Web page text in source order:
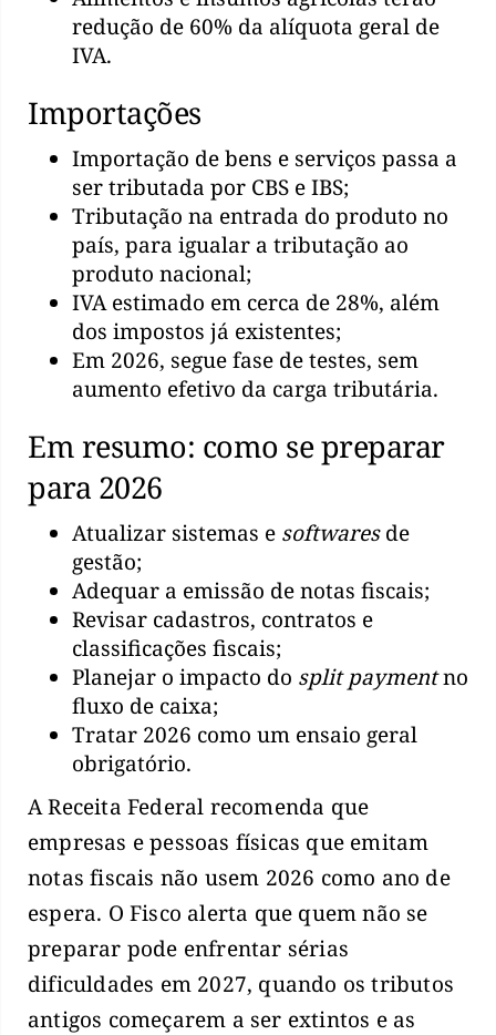
redução de 60% da alíquota geral de
IVA.
Importações
Importação de bens e serviços passa a
ser tributada por CBS e IBS;
Tributação na entrada do produto no
país, para igualar a tributação ao
produto nacional;
IVA estimado em cerca de 28%, além
dos impostos já existentes;
Em 2026, segue fase de testes, sem
aumento efetivo da carga tributária.
Em resumo: como se preparar
para 2026
Atualizar sistemas e softwaresde
gestão;
Adequar a emissão de notas fiscais;
Revisar cadastros, contratos e
classificações fiscais;
Planejar o impacto do split paymentno
fluxo de caixa;
Tratar 2026 como um ensaio geral
obrigatório.
A Receita Federal recomenda que
empresas e pessoas físicas que emitam
notas fiscais não usem 2026 como ano de
espera. O Fisco alerta que quem não se
preparar pode enfrentar sérias
dificuldades em 2027, quando os tributos
antigos começarem a ser extintos e as